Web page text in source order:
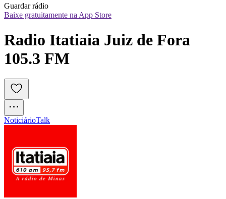
Guardar rádio
Baixe gratuitamente na App Store
Radio Itatiaia Juiz de Fora
105.3 FM
NoticiárioTalk